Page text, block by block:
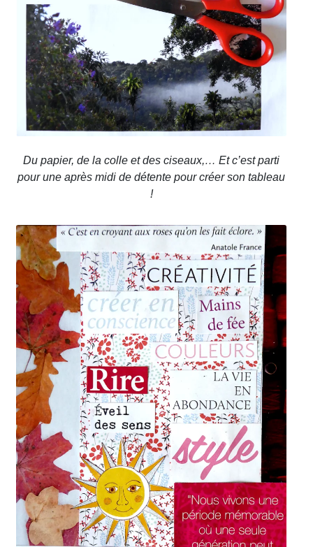
Du papier, de la colle et des ciseaux,… Et c’est parti
pour une après midi de détente pour créer son tableau
!